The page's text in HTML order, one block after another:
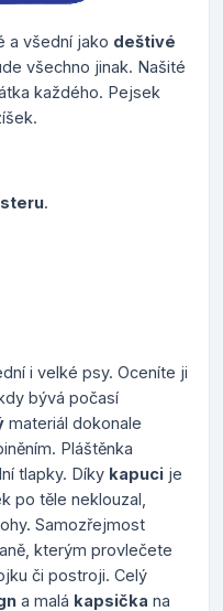
a všední jako deštivé
všechno jinak. Našité
každého. Pejsek
.
i velké psy. Oceníte ji
kdy bývá počasí
materiál dokonale
Pláštěnka
tlapky. Díky kapuci je
po těle neklouzal,
Samozřejmost
kterým provlečete
či postroji. Celý
a malá kapsička na